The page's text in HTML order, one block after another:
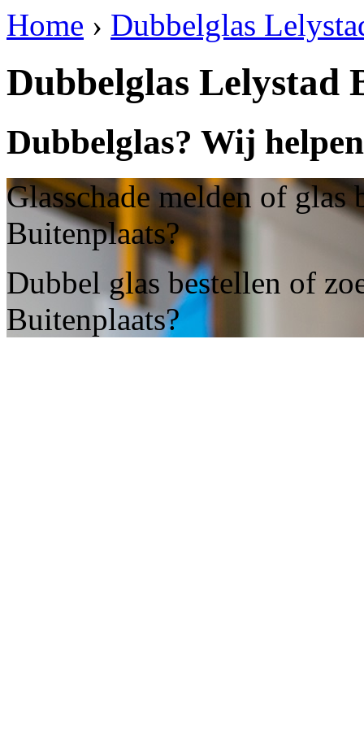
Home › Dubbelglas
Dubbelglas Lelystad
Dubbelglas? Wij
Glasschade melden of
Buitenplaats?
Dubbel glas bestellen of
Buitenplaats?